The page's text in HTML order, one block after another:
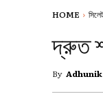
HOME
দ্রুত
By Adhunik